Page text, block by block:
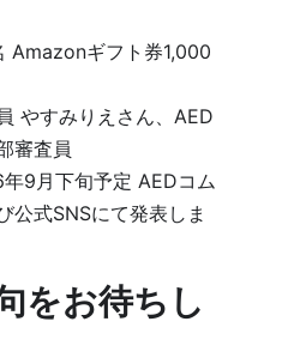
Amazonギフト券1,000
やすみりえさん、AED
審査員
9月下旬予定 AEDコム
公式SNSにて発表しま
をお待ちし